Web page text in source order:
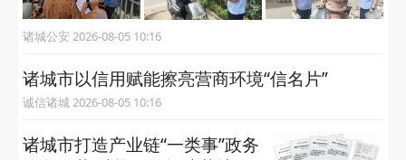
诸城市人力资源服务产业园 2026-08-05 10:18
诸城市公安局禁毒大队组织开展“多所联动扬正
气·全民禁毒守净土”联合宣传活动